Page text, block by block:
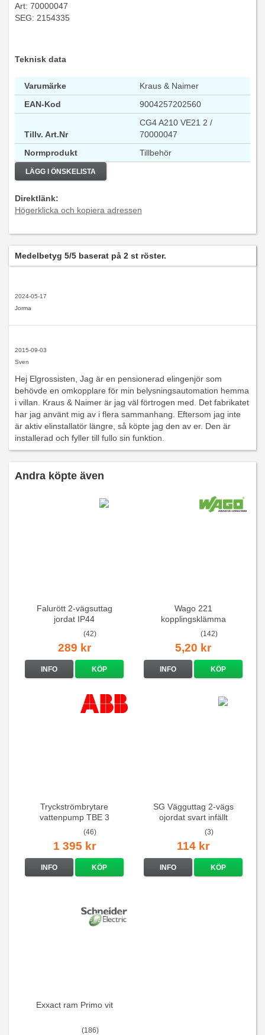
Art: 70000047
SEG: 2154335
Teknisk data
Varumärke
Kraus & Naimer
EAN-Kod
9004257202560
Tillv. Art.Nr
CG4 A210 VE21 2 /
70000047
Normprodukt
Tillbehör
LÄGG I ÖNSKELISTA
Direktlänk:
Högerklicka och kopiera adressen
Medelbetyg 5/5 baserat på 2 st röster.
2024-05-17
Jorma
2015-09-03
Sven
Hej Elgrossisten, Jag är en pensionerad elingenjör som
behövde en omkopplare för min belysningsautomation hemma
i villan. Kraus & Naimer är jag väl förtrogen med. Det fabrikatet
har jag använt mig av i flera sammanhang. Eftersom jag inte
är aktiv elinstallatör längre, så köpte jag den av er. Den är
installerad och fyller till fullo sin funktion.
Andra köpte även
Falurött 2-vägsuttag
jordat IP44
(42)
289 kr
INFO KÖP
Wago 221
kopplingsklämma
(142)
5,20 kr
INFO KÖP
Tryckströmbrytare
vattenpump TBE 3
(46)
1 395 kr
INFO KÖP
SG Vägguttag 2-vägs
ojordat svart infällt
16A/250V
(3)
114 kr
INFO KÖP
Exxact ram Primo vit
(186)